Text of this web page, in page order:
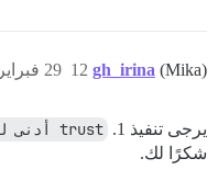
gh_irina (Mika) 29 فبراير 2020، 12:24م 12
يرجى تنفيذ 1. trust أدنى للسماح بدعوة
شكرًا لك.